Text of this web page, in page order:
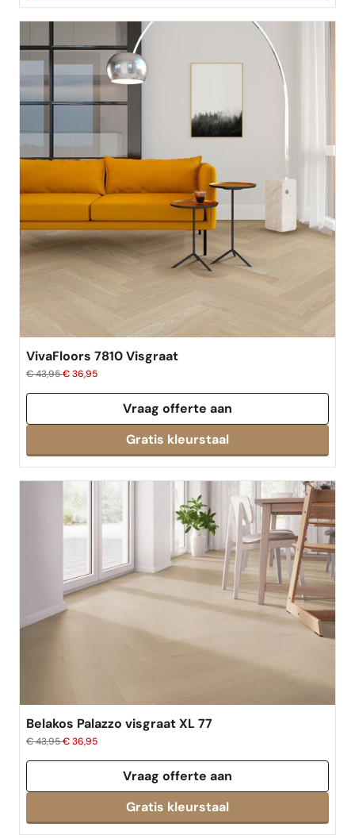
VivaFloors 7810 Visgraat
€ 43,95€ 36,95
Vraag offerte aan
Belakos Palazzo visgraat XL 77
€ 43,95€ 36,95
Vraag offerte aan